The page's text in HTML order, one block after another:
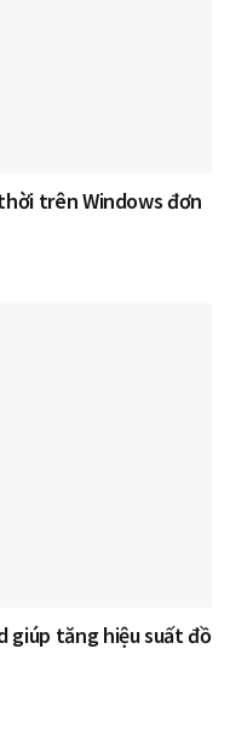
trên Windows đơn
giúp tăng hiệu suất đồ